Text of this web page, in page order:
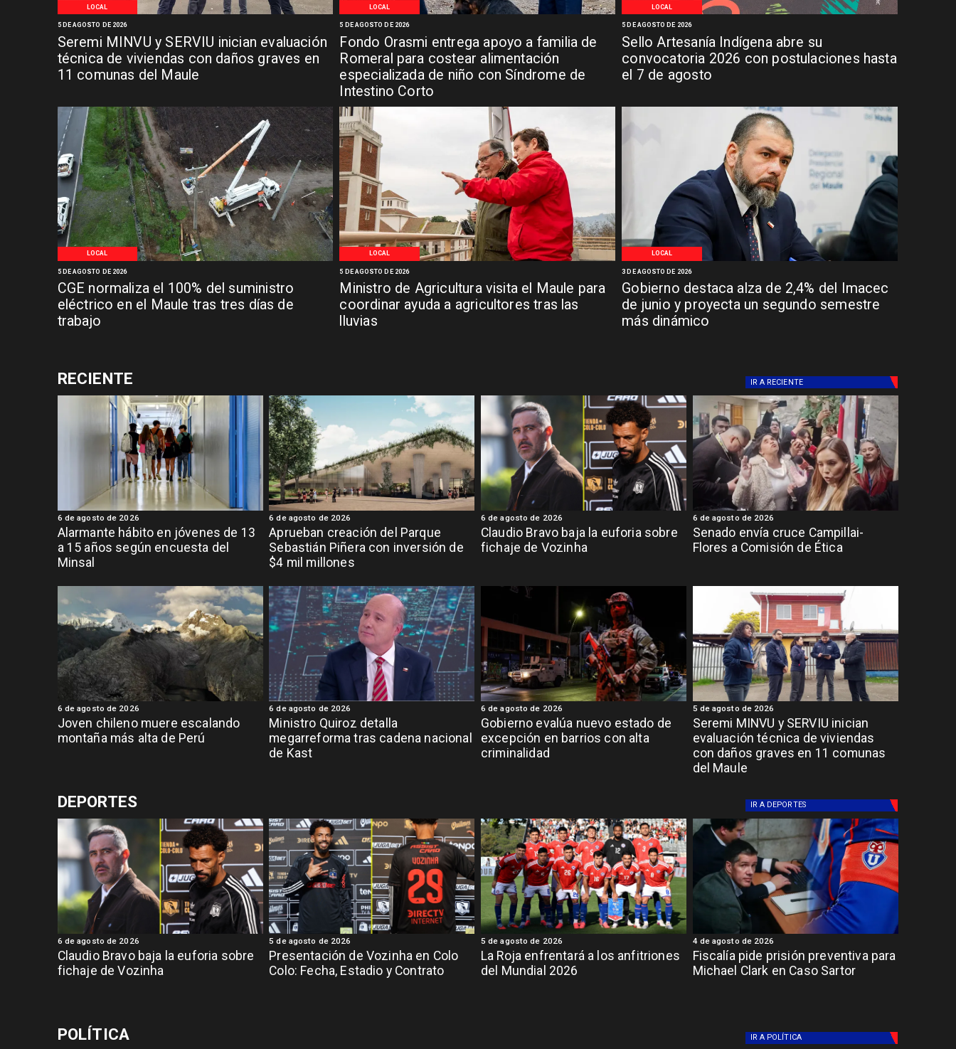
LOCAL
Seremi MINVU y SERVIU inician evaluación
técnica de viviendas con daños graves en
11 comunas del Maule
5 DE AGOSTO DE 2026
LOCAL
Fondo Orasmi entrega apoyo a familia de
Romeral para costear alimentación
especializada de niño con Síndrome de
Intestino Corto
5 DE AGOSTO DE 2026
LOCAL
Sello Artesanía Indígena abre su
convocatoria 2026 con postulaciones hasta
el 7 de agosto
5 DE AGOSTO DE 2026
LOCAL
CGE normaliza el 100% del suministro
eléctrico en el Maule tras tres días de
trabajo
5 DE AGOSTO DE 2026
LOCAL
Ministro de Agricultura visita el Maule para
coordinar ayuda a agricultores tras las
lluvias
5 DE AGOSTO DE 2026
LOCAL
Gobierno destaca alza de 2,4% del Imacec
de junio y proyecta un segundo semestre
más dinámico
3 DE AGOSTO DE 2026
RECIENTE IR A RECIENTE
Alarmante hábito en jóvenes de 13
a 15 años según encuesta del
Minsal
6 de agosto de 2026
Aprueban creación del Parque
Sebastián Piñera con inversión de
$4 mil millones
6 de agosto de 2026
Claudio Bravo baja la euforia sobre
fichaje de Vozinha
6 de agosto de 2026
Senado envía cruce Campillai-
Flores a Comisión de Ética
6 de agosto de 2026
Joven chileno muere escalando
montaña más alta de Perú
6 de agosto de 2026
Ministro Quiroz detalla
megarreforma tras cadena nacional
de Kast
6 de agosto de 2026
Gobierno evalúa nuevo estado de
excepción en barrios con alta
criminalidad
6 de agosto de 2026
Seremi MINVU y SERVIU inician
evaluación técnica de viviendas
con daños graves en 11 comunas
del Maule
5 de agosto de 2026
DEPORTES IR A DEPORTES
Claudio Bravo baja la euforia sobre
fichaje de Vozinha
6 de agosto de 2026
Presentación de Vozinha en Colo
Colo: Fecha, Estadio y Contrato
5 de agosto de 2026
La Roja enfrentará a los anfitriones
del Mundial 2026
5 de agosto de 2026
Fiscalía pide prisión preventiva para
Michael Clark en Caso Sartor
4 de agosto de 2026
POLÍTICA IR A POLÍTICA